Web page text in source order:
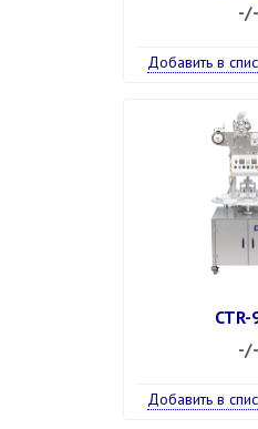
-/-
Добавить в
-/-
Добавить в